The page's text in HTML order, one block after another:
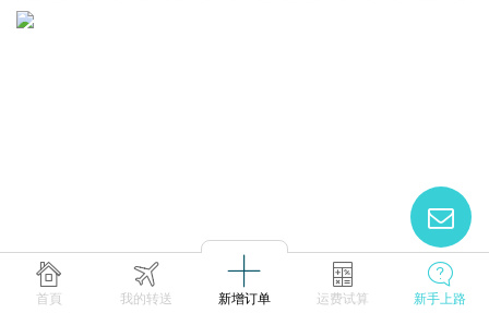
首頁 我的转送 新增订单 运费试算 新手上路